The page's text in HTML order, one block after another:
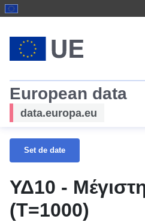
European data
data.europa.eu
Set de date
ΥΔ10 -
(T=1000)